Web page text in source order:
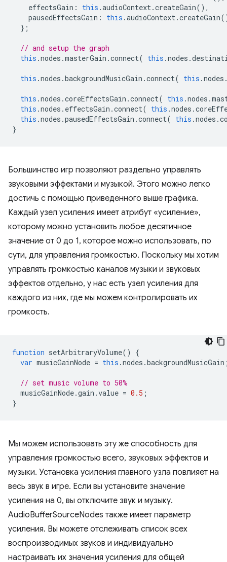
effectsGain : this .audioContext.createGain(),
pausedEffectsGain : this .audioContext.createGain
};
// and setup the graph
this .nodes .masterGain .connect( this .nodes .
this .nodes .backgroundMusicGain .connect( this .nodes
this .nodes .coreEffectsGain .connect( this .nodes .
this .nodes . effectsGain .connect( this .nodes .
this .nodes .pausedEffectsGain .connect( this .nodes .
}
Большинство игр позволяют раздельно управлять
звуковыми эффектами и музыкой. Этого можно легко
достичь с помощью приведенного выше графика.
Каждый узел усиления имеет атрибут «усиление»,
которому можно установить любое десятичное
значение от 0 до 1, которое можно использовать, по
сути, для управления громкостью. Поскольку мы хотим
управлять громкостью каналов музыки и звуковых
эффектов отдельно, у нас есть узел усиления для
каждого из них, где мы можем контролировать их
громкость.
function setArbitraryVolume()
{
var musicGainNode = this .nodes .backgroundMusicGain
// set music volume to 50%
musicGainNode.gain .value = 0.5 ;
}
Мы можем использовать эту же способность для
управления громкостью всего, звуковых эффектов и
музыки. Установка усиления главного узла повлияет на
весь звук в игре. Если вы установите значение
усиления на 0, вы отключите звук и музыку.
AudioBufferSourceNodes также имеет параметр
усиления. Вы можете отслеживать список всех
воспроизводимых звуков и индивидуально
настраивать их значения усиления для общей